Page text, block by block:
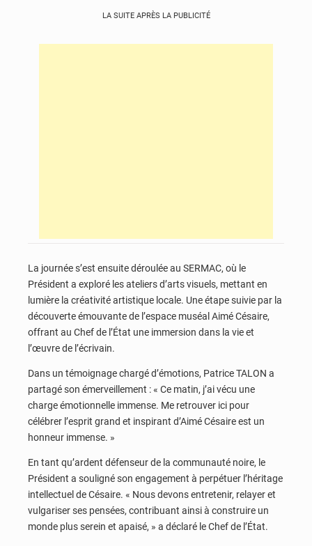
LA SUITE APRÈS LA PUBLICITÉ
La journée s’est ensuite déroulée au SERMAC, où le
Président a exploré les ateliers d’arts visuels, mettant en
lumière la créativité artistique locale. Une étape suivie par la
découverte émouvante de l’espace muséal Aimé Césaire,
offrant au Chef de l’État une immersion dans la vie et
l’œuvre de l’écrivain.
Dans un témoignage chargé d’émotions, Patrice TALON a
partagé son émerveillement : « Ce matin, j’ai vécu une
charge émotionnelle immense. Me retrouver ici pour
célébrer l’esprit grand et inspirant d’Aimé Césaire est un
honneur immense. »
En tant qu’ardent défenseur de la communauté noire, le
Président a souligné son engagement à perpétuer l’héritage
intellectuel de Césaire. « Nous devons entretenir, relayer et
vulgariser ses pensées, contribuant ainsi à construire un
monde plus serein et apaisé, » a déclaré le Chef de l’État.